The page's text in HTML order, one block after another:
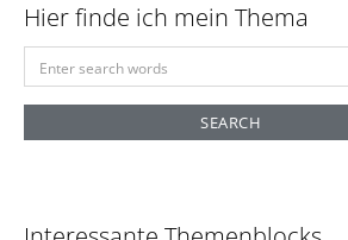
Hier finde ich mein Thema
e
r
f